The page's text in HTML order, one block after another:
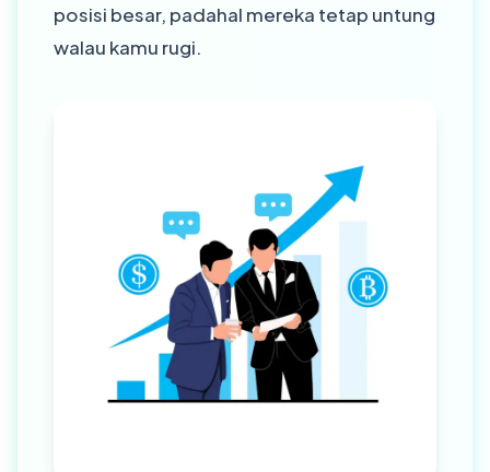
posisi besar, padahal mereka tetap untung
walau kamu rugi.